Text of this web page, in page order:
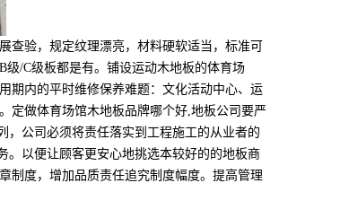
验，规定纹理漂亮，材料硬软适当，标准可
/C级板都是有。铺设运动木地板的体育场
期内的平时维修保养难题：文化活动中心、运
定做体育场馆木地板品牌哪个好,地板公司要严
，公司必须将责任落实到工程施工的从业者的
。以便让顾客更安心地挑选本较好的的地板商
制度，增加品质责任追究制度幅度。提高管理